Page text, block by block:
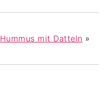
Hummus mit Datteln »